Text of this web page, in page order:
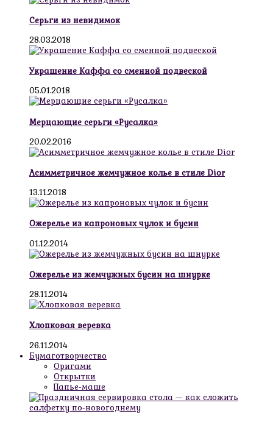
Серьги из невидимок
28.03.2018
Украшение Каффа со сменной подвеской
05.01.2018
Мерцающие серьги «Русалка»
20.02.2016
Асимметричное жемчужное колье в стиле Dior
13.11.2018
Ожерелье из капроновых чулок и бусин
01.12.2014
Ожерелье из жемчужных бусин на шнурке
28.11.2014
Хлопковая веревка
26.11.2014
Бумаготворчество
Оригами
Открытки
Папье-маше